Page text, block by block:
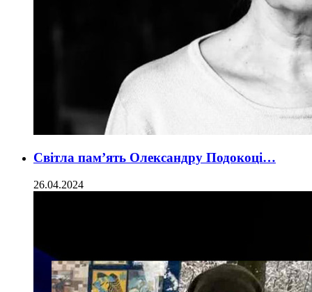
Світла пам’ять Олександру Подокоці…
26.04.2024